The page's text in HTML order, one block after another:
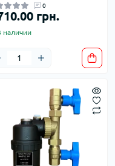
0
грн.
наличии